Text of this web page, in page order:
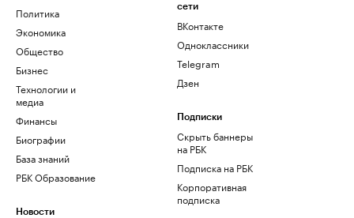
Политика
Экономика
Общество
Бизнес
Технологии и
медиа
Финансы
Биографии
База знаний
РБК Образование
Новости
сети
ВКонтакте
Одноклассники
Telegram
Дзен
Подписки
Скрыть баннеры
на РБК
Подписка на РБК
Корпоративная
подписка